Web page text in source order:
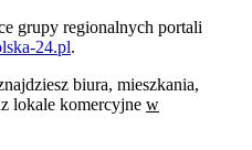
grupy regionalnych portali
24.pl.
biura, mieszkania,
lokale komercyjne w